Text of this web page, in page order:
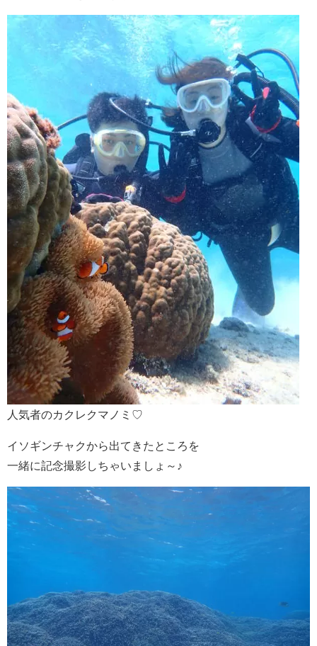
人気者のカクレクマノミ♡
イソギンチャクから出てきたところを
一緒に記念撮影しちゃいましょ～♪